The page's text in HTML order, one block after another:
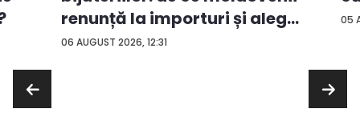
06 AUGUST 2026, 12:31
renunță la importuri și aleg
...
05